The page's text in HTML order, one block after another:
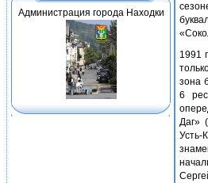
Администрация города Находки
1991
зона
6
Даг»